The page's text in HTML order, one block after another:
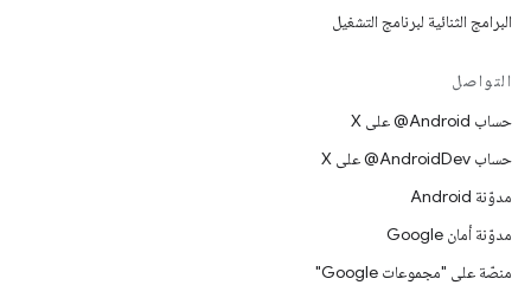
البرامج الثنائية لبرنامج التشغيل
التواصل
حساب ‎@Android على X
حساب ‎@AndroidDev على X
مدوّنة Android
مدوّنة أمان Google
منصّة على "مجموعات Google"